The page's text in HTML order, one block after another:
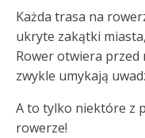
Każda trasa na
ukryte zakątki
Rower otwiera
zwykle umykają
A to tylko niektóre z
rowerze!